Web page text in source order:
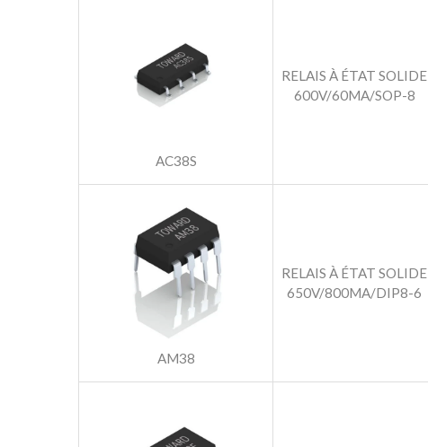
AC38S
RELAIS À ÉTAT SOLIDE
600V/60MA/SOP-8
AM38
RELAIS À ÉTAT SOLIDE
650V/800MA/DIP8-6